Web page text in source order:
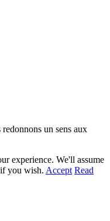
un sens aux
experience. We'll assume
you wish. Accept Read